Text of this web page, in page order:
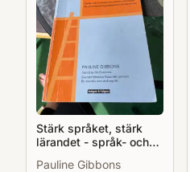
Stärk språket, stärk
lärandet - språk- och
Pauline Gibbons